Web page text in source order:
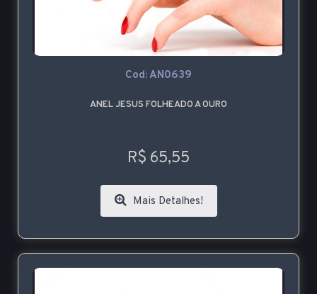
Cod: AN0639
ANEL JESUS FOLHEADO A OURO
R$ 65,55
Mais Detalhes!